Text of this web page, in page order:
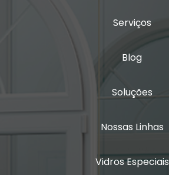
Vidro insulado com persiana
Vidro isolamento acústico
Vidro multilaminado
Vidro multilaminado acústico
Serviços
Blog
Soluções
Nossas Linhas
Vidros Especiais